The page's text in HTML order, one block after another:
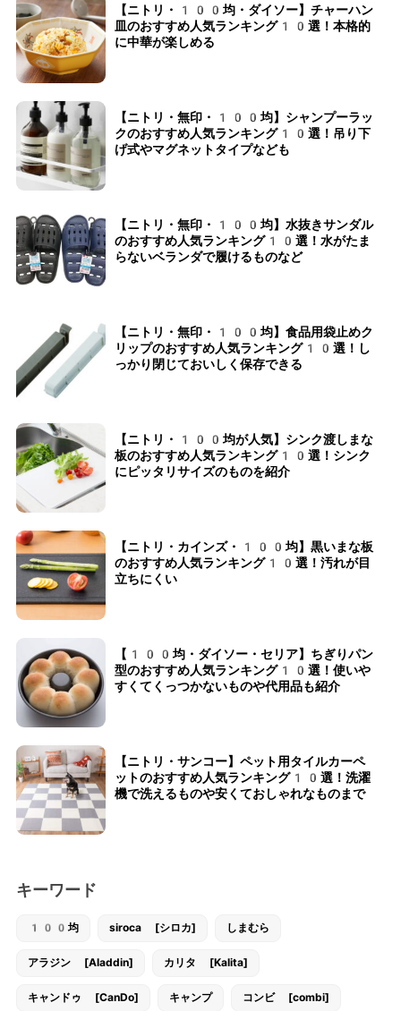
【ニトリ・100均・ダイソー】チャーハン
皿のおすすめ人気ランキング10選！本格的
に中華が楽しめる
【ニトリ・無印・100均】シャンプーラッ
クのおすすめ人気ランキング10選！吊り下
げ式やマグネットタイプなども
【ニトリ・無印・100均】水抜きサンダル
のおすすめ人気ランキング10選！水がたま
らないベランダで履けるものなど
【ニトリ・無印・100均】食品用袋止めク
リップのおすすめ人気ランキング10選！し
っかり閉じておいしく保存できる
【ニトリ・100均が人気】シンク渡しまな
板のおすすめ人気ランキング10選！シンク
にピッタリサイズのものを紹介
【ニトリ・カインズ・100均】黒いまな板
のおすすめ人気ランキング10選！汚れが目
立ちにくい
【100均・ダイソー・セリア】ちぎりパン
型のおすすめ人気ランキング10選！使いや
すくてくっつかないものや代用品も紹介
【ニトリ・サンコー】ペット用タイルカーペ
ットのおすすめ人気ランキング10選！洗濯
機で洗えるものや安くておしゃれなものまで
キーワード
100均 siroca [シロカ] しまむら
アラジン [Aladdin] カリタ [Kalita]
キャンドゥ [CanDo] キャンプ コンビ [combi]